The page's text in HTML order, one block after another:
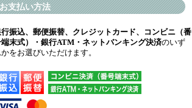
お支払い方法
振込、郵便振替、クレジットカード、コンビニ（番
末式）・銀行ATM・ネットバンキング決済のいず
をお選びいただけます。